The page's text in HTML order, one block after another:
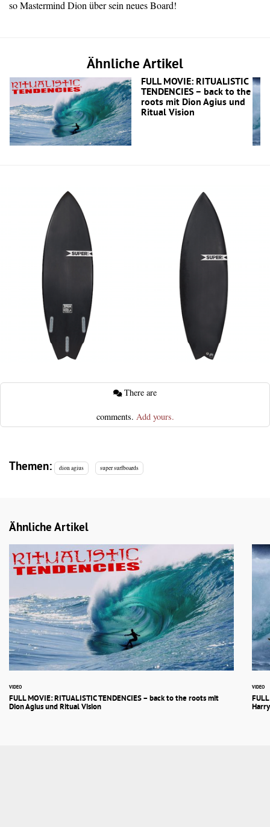
so Mastermind Dion über sein neues Board!
Ähnliche Artikel
FULL MOVIE: RITUALISTIC
TENDENCIES – back to the
roots mit Dion Agius und
Ritual Vision
comments. Add yours.
Themen: dion agius super surfboards
Ähnliche Artikel
VIDEO
FULL MOVIE: RITUALISTIC TENDENCIES – back to the roots mit
Dion Agius und Ritual Vision
VIDEO